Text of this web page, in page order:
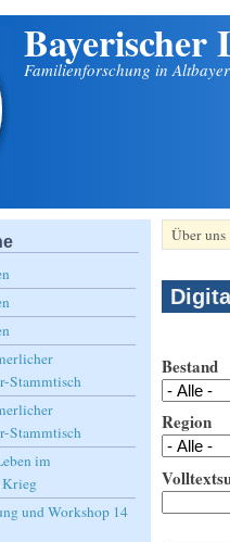
Bayerischer
Familienforschung in
Über uns
Bestand
Region
Stammtisch
Stammtisch
im
und Workshop 14